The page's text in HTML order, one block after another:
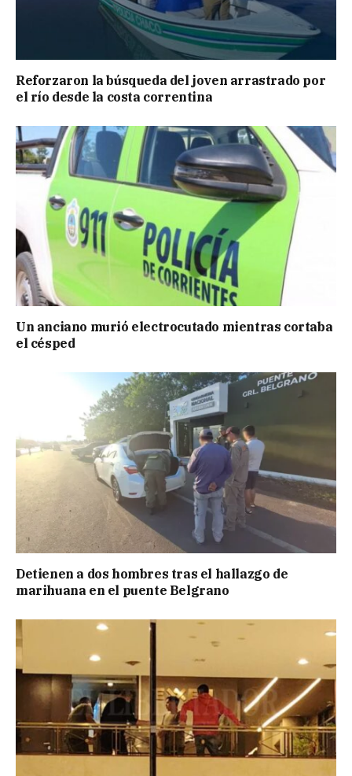
Reforzaron la búsqueda del joven arrastrado por
el río desde la costa correntina
Un anciano murió electrocutado mientras cortaba
el césped
Detienen a dos hombres tras el hallazgo de
marihuana en el puente Belgrano